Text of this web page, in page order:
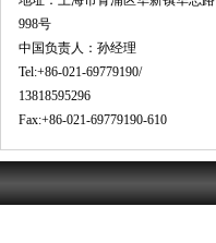
998号
中国负责人：孙经理
Tel:+86-021-69779190/
13818595296
Fax:+86-021-69779190-610